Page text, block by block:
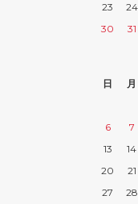
23
24
30
31
日
月
6
7
13
14
20
21
27
28